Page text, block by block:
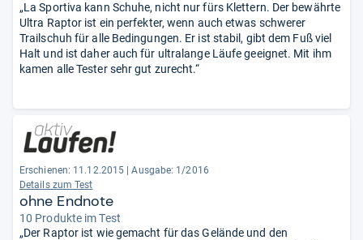
„La Sportiva kann Schuhe, nicht nur fürs Klettern. Der bewährte
Ultra Raptor ist ein perfekter, wenn auch etwas schwerer
Trailschuh für alle Bedingungen. Er ist stabil, gibt dem Fuß viel
Halt und ist daher auch für ultralange Läufe geeignet. Mit ihm
kamen alle Tester sehr gut zurecht.“
Erschienen: 11.12.2015
Ausgabe: 1/2016
Details zum Test
ohne Endnote
10 Produkte im Test
„Der Raptor ist wie gemacht für das Gelände und den